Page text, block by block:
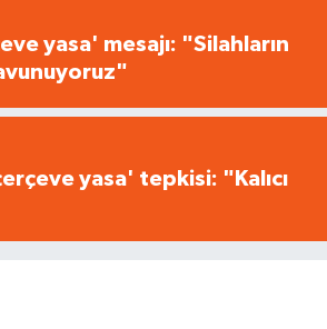
yasa' mesajı: "Silahların
yasa' tepkisi: "Kalıcı